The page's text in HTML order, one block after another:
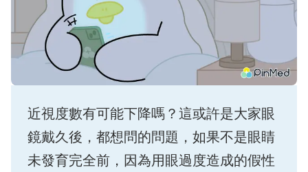
近視度數有可能下降嗎？這或許是大家眼
鏡戴久後，都想問的問題，如果不是眼睛
未發育完全前，因為用眼過度造成的假性